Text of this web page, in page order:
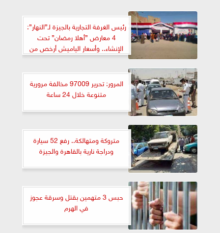
رئيس الغرفة التجارية بالجيزة لـ”النهار”:
4 معارض ”أهلا رمضان” تحت
الإنشاء.. وأسعار الياميش أرخص من
الأسواق
المرور: تحرير 97009 مخالفة مرورية
متنوعة خلال 24 ساعة
متروكة ومتهالكة.. رفع 52 سيارة
ودراجة نارية بالقاهرة والجيزة
حبس 3 متهمين بقتل وسرقة عجوز
في الهرم